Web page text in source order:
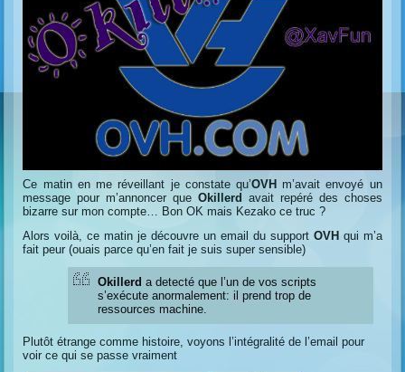
Ce matin en me réveillant je constate qu’OVH m’avait envoyé un
message pour m’annoncer que Okillerd avait repéré des choses
bizarre sur mon compte… Bon OK mais Kezako ce truc ?
Alors voilà, ce matin je découvre un email du support OVH qui m’a
fait peur (ouais parce qu’en fait je suis super sensible)
Okillerd a detecté que l’un de vos scripts
s’exécute anormalement: il prend trop de
ressources machine.
Plutôt étrange comme histoire, voyons l’intégralité de l’email pour
voir ce qui se passe vraiment